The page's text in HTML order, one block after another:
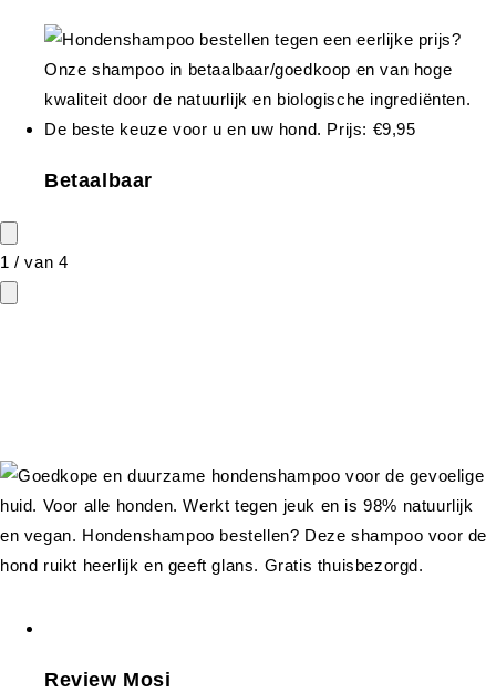
Betaalbaar
1 /van 4
Review Mosi